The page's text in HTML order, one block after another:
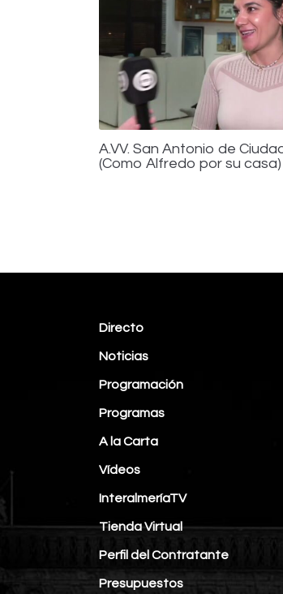
A.VV. San Antonio de
(Como Alfredo por su
Directo
Noticias
Programación
Programas
A la Carta
Vídeos
InteralmeríaTV
Tienda Virtual
Perfil del Contratante
Presupuestos